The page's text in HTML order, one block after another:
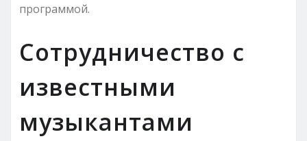
программой.
Сотрудничество с
известными
музыкантами